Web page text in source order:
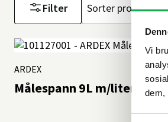
Vi
dem,
Filter
Sorter
etter
Målespann 9L m/
ARDEX